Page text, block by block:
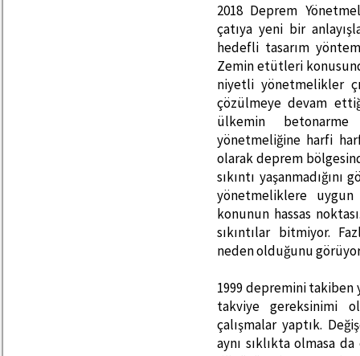
2018 Deprem
çatıya yeni bir
hedefli tasarım
Zemin etütleri
niyetli yönetmelikler
çözülmeye devam
ülkemin
yönetmeliğine harfi
olarak deprem
sıkıntı
yönetmeliklere
konunun hassas
sıkıntılar bitmiyor.
neden olduğunu
1999 depremini
takviye gereksinimi
çalışmalar yaptık.
aynı sıklıkta olmasa